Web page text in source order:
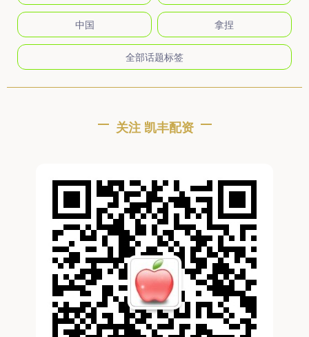
中国 拿捏
全部话题标签
关注 凯丰配资